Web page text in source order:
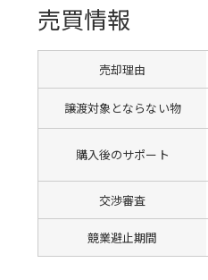
売買情報
売却理由
譲渡対象とならない物
購入後のサポート
交渉審査
競業避止期間